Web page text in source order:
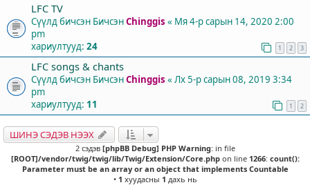
LFC TV
Сүүлд бичсэн БичсэнChinggis « Мя 4-р сарын 14, 2020 2:00
pm
хариултууд: 24 1 2 3
LFC songs & chants
Сүүлд бичсэн БичсэнChinggis « Лх 5-р сарын 08, 2019 3:34
pm
хариултууд: 11 1 2
ШИНЭ СЭДЭВ НЭЭХ
2 сэдэв [phpBB Debug] PHP Warning: in file
[ROOT]/vendor/twig/twig/lib/Twig/Extension/Core.phpon line 1266: count():
Parameter must be an array or an object that implements Countable
• 1 хуудасны 1 дахь нь